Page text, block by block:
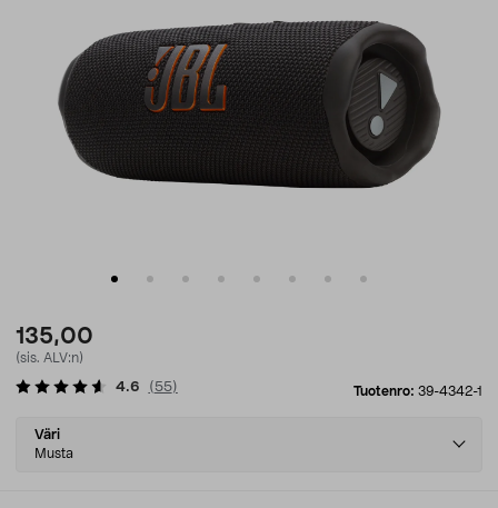
135,00
(sis. ALV:n)
Tuotenro: 39-4342-1
4.6 ( 55)
Select
variant
Väri
Musta